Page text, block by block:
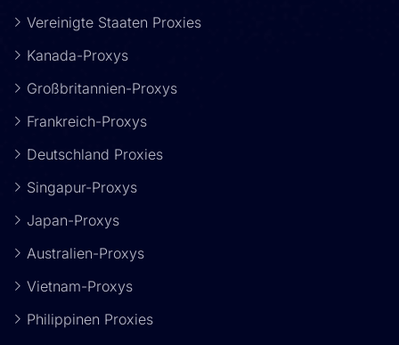
Vereinigte Staaten Proxies
Kanada-Proxys
Großbritannien-Proxys
Frankreich-Proxys
Deutschland Proxies
Singapur-Proxys
Japan-Proxys
Australien-Proxys
Vietnam-Proxys
Philippinen Proxies